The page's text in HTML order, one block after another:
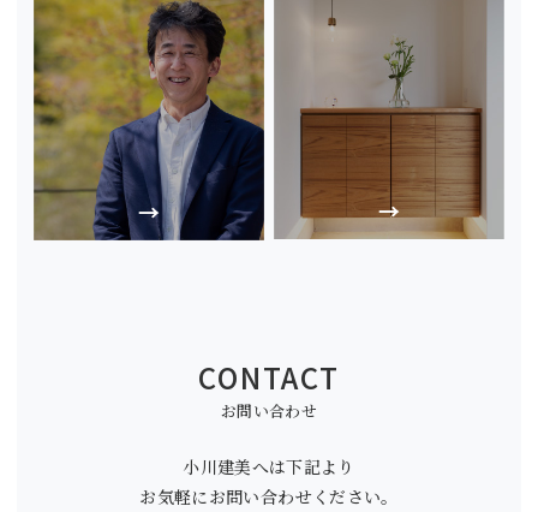
CONTACT
お問い合わせ
小川建美へは下記より
お気軽にお問い合わせください。